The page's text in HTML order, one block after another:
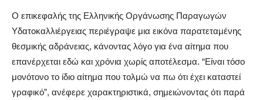
Ο επικεφαλής της Ελληνικής Οργάνωσης Παραγωγών
Υδατοκαλλιέργειας περιέγραψε μια εικόνα παρατεταμένης
θεσμικής αδράνειας, κάνοντας λόγο για ένα αίτημα που
επανέρχεται εδώ και χρόνια χωρίς αποτέλεσμα. “Είναι τόσο
μονότονο το ίδιο αίτημα που τολμώ να πω ότι έχει καταστεί
γραφικό”, ανέφερε χαρακτηριστικά, σημειώνοντας ότι παρά